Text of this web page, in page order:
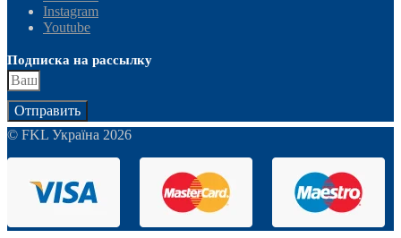
Instagram
Youtube
Подписка на рассылку
Отправить
© FKL Україна 2026